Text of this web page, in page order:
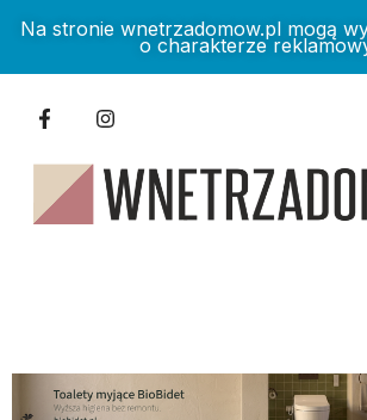
Na stronie wnetrzadomow.pl mogą
o charakterze